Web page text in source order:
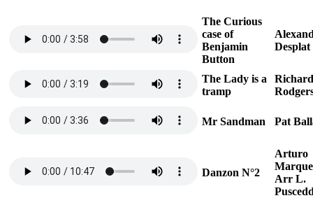
The Curious
case of
Benjamin
Button
Desplat
The Lady is a
tramp
Richard
Mr Sandman Pat
Danzon N°2
Arturo
Arr L.